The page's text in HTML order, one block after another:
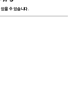
을 수 있습니다.